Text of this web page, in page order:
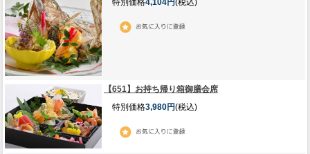
特別価格4,104円(税込)
【651】お持ち帰り箱御膳会席
特別価格3,980円(税込)